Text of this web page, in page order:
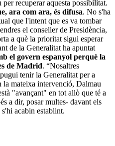
recuperar aquesta possibilitat.
ara com ara, és difusa. No s'ha
que l'intent que es va tombar
el conseller de Presidència,
a què la prioritat sigui esperar
de la Generalitat ha apuntat
el govern espanyol perquè la
de Madrid. “Nosaltres
tenir la Generalitat per a
la mateixa intervenció, Dalmau
"avançant" en tot allò que té a
a dir, posar multes- davant els
acabin establint.